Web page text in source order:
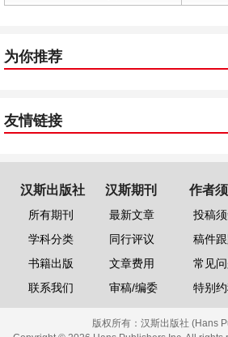
为你推荐
友情链接
汉斯出版社
所有期刊
学科分类
书籍出版
联系我们
汉斯期刊
最新文章
同行评议
文章费用
审稿/编委
作者
投稿
稿件
常见
特别
版权所有： 汉斯出版社 (Hans